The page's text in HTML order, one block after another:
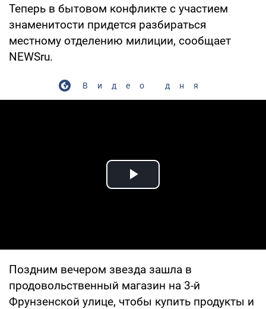
Теперь в бытовом конфликте с участием
знаменитости придется разбираться
местному отделению милиции, сообщает
NEWSru.
Видео дня
Play Video
Поздним вечером звезда зашла в
продовольственный магазин на 3-й
Фрунзенской улице, чтобы купить продукты и